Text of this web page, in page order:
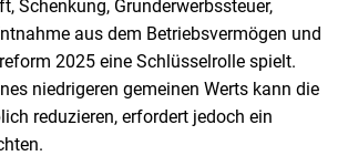
Schenkung, Grunderwerbssteuer,
aus dem Betriebsvermögen und
2025 eine Schlüsselrolle spielt.
niedrigeren gemeinen Werts kann die
reduzieren, erfordert jedoch ein